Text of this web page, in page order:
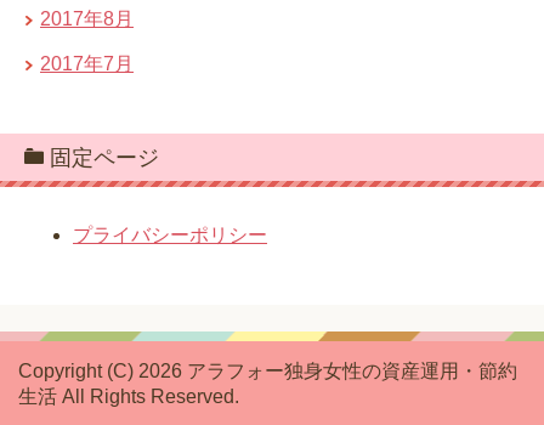
2017年8月
2017年7月
固定ページ
プライバシーポリシー
Copyright (C) 2026 アラフォー独身女性の資産運用・節約
生活 All Rights Reserved.